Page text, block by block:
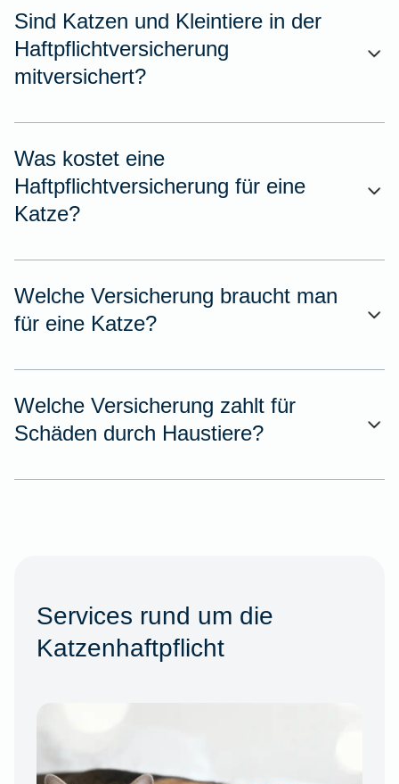
Sind Katzen und Kleintiere in der
Haftpflichtversicherung
mitversichert?
Was kostet eine
Haftpflichtversicherung für eine
Katze?
Welche Versicherung braucht man
für eine Katze?
Welche Versicherung zahlt für
Schäden durch Haustiere?
Services rund um die
Katzenhaftpflicht